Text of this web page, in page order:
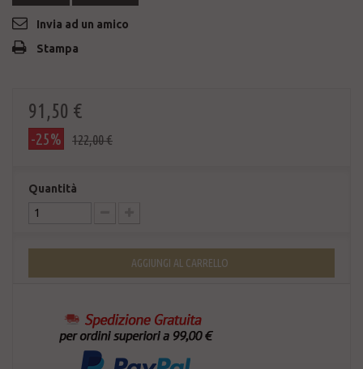
Invia ad un amico
Stampa
91,50 €
-25% 122,00 €
Quantità
AGGIUNGI AL CARRELLO